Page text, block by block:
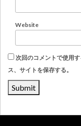
Website
次回のコメントで使用
ス、サイトを保存する。